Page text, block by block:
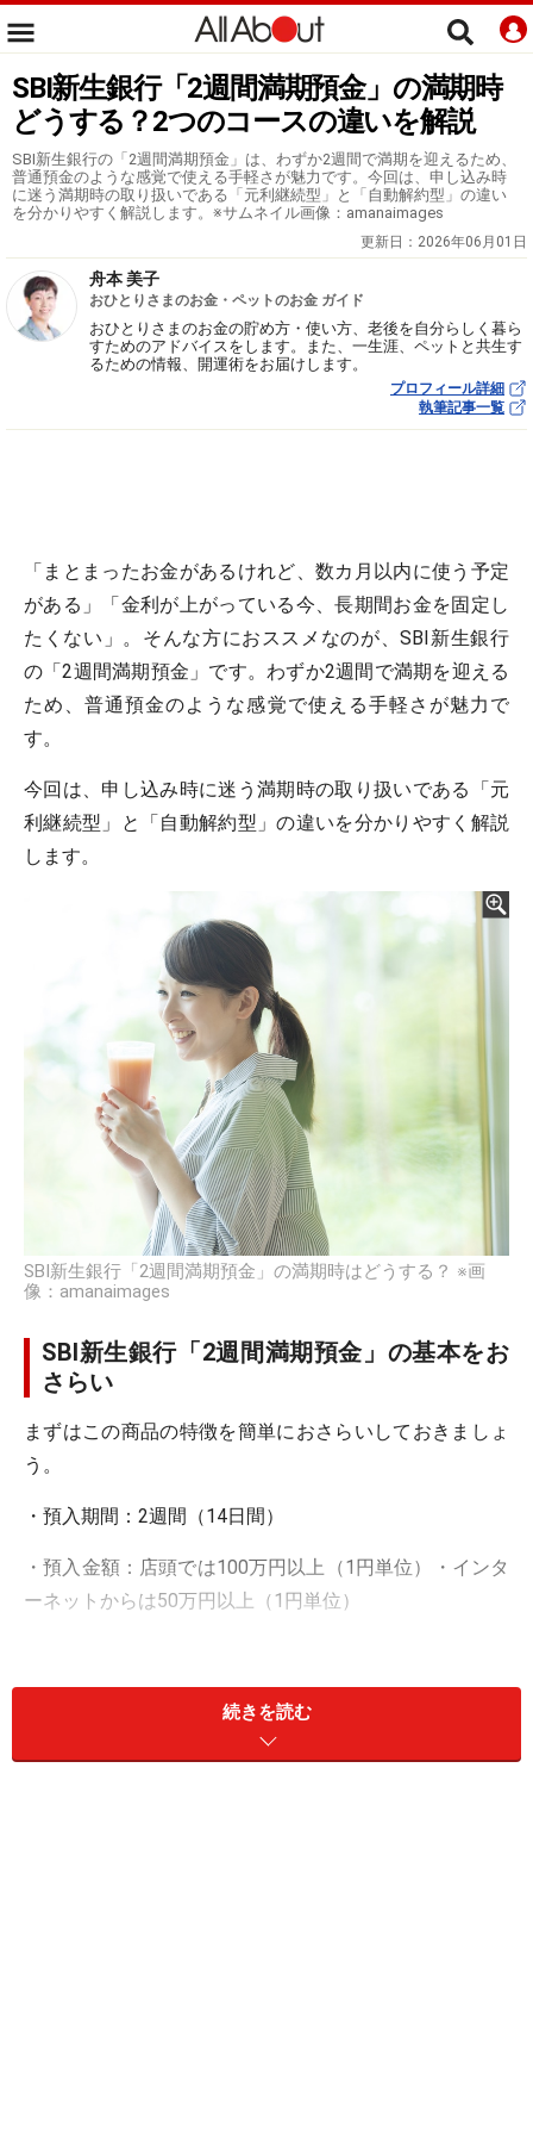
SBI新生銀行「2週間満期預金」の満期時
どうする？2つのコースの違いを解説
SBI新生銀行の「2週間満期預金」は、わずか2週間で満期を迎えるため、
普通預金のような感覚で使える手軽さが魅力です。今回は、申し込み時
に迷う満期時の取り扱いである「元利継続型」と「自動解約型」の違い
を分かりやすく解説します。※サムネイル画像：amanaimages
更新日： 2026年06月01日
舟本 美子
おひとりさまのお金・ペットのお金 ガイド
おひとりさまのお金の貯め方・使い方、老後を自分らしく暮ら
すためのアドバイスをします。また、一生涯、ペットと共生す
るための情報、開運術をお届けします。
プロフィール詳細
執筆記事一覧
「まとまったお金があるけれど、数カ月以内に使う予定
がある」「金利が上がっている今、長期間お金を固定し
たくない」。そんな方におススメなのが、SBI新生銀行
の「2週間満期預金」です。わずか2週間で満期を迎える
ため、普通預金のような感覚で使える手軽さが魅力で
す。
今回は、申し込み時に迷う満期時の取り扱いである「元
利継続型」と「自動解約型」の違いを分かりやすく解説
します。
SBI新生銀行「2週間満期預金」の満期時はどうする？ ※画
像：amanaimages
SBI新生銀行「2週間満期預金」の基本をお
さらい
まずはこの商品の特徴を簡単におさらいしておきましょ
う。
・預入期間：2週間（14日間）
・預入金額：店頭では100万円以上（1円単位）・インタ
ーネットからは50万円以上（1円単位）
約型のいずれか選択可能
「投資に回すのは怖いけれど、普通預金だといつでも引
き出せる分、つい使ってしまいそう……」という方にとっ
続きを読む